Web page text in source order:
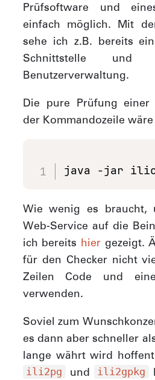
Prüfsoftware und
einfach möglich. Mit
sehe ich z.B. bereits
Schnittstelle und
Benutzerverwaltung.
Die pure Prüfung einer
der Kommandozeile
java -jar
Wie wenig es braucht,
Web-Service auf die
ich bereits hiergezeigt.
für den Checker nicht
Zeilen Code und
verwenden.
Soviel zum
es dann aber schneller
lange währt wird
ili2pg und ili2gpkg